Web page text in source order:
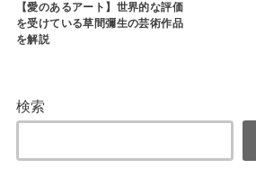
【愛のあるアート】世界的な評価
を受けている草間彌生の芸術作品
を解説
検索